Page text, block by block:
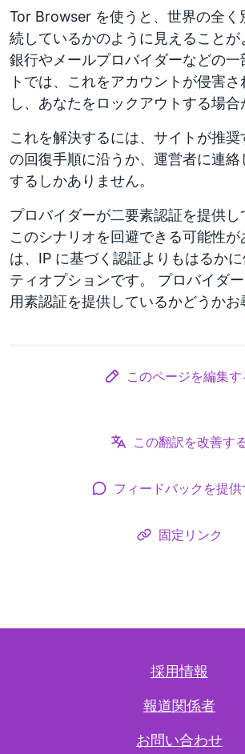
Tor Browser を使うと、世界の全く
続しているかのように見えることが
銀行やメールプロバイダーなどの一
トでは、これをアカウントが侵害
し、あなたをロックアウトする場合
これを解決するには、サイトが推奨
の回復手順に沿うか、運営者に連絡
するしかありません。
プロバイダーが二要素認証を提供し
このシナリオを回避できる可能性
は、IP に基づく認証よりもはるか
ティオプションです。 プロバイダ
用素認証を提供しているかどうかお
このページを編集す
この翻訳を改善す
フィードバックを提供
固定リンク
採用情報
報道関係者
お問い合わせ